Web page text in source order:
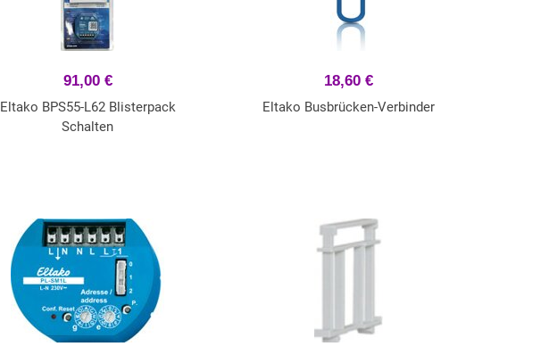
91,00 €
Eltako BPS55-L62 Blisterpack
Schalten
18,60 €
Eltako Busbrücken-Verbinder